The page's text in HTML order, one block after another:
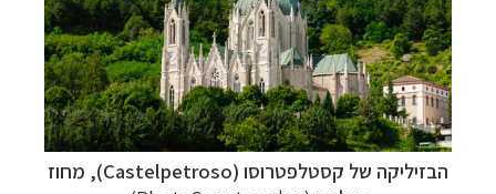
הבזיליקה של קסטלפטרוסו (Castelpetroso), מחוז